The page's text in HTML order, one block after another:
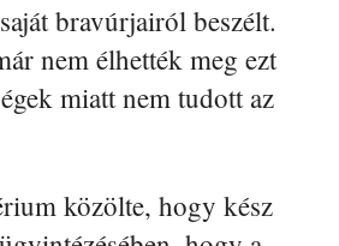
bravúrjairól beszélt.
nem élhették meg ezt
miatt nem tudott az
közölte, hogy kész